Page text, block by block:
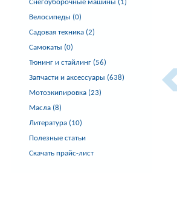
Снегоуборочные машины (1)
Велосипеды (0)
Садовая техника (2)
Самокаты (0)
Тюнинг и стайлинг (56)
Запчасти и аксессуары (638)
Мотоэкипировка (23)
Масла (8)
Литература (10)
Полезные статьи
Скачать прайс-лист